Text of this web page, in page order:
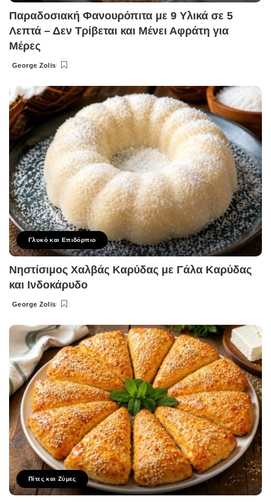
Παραδοσιακή Φανουρόπιτα με 9 Υλικά σε 5
Λεπτά – Δεν Τρίβεται και Μένει Αφράτη για
Μέρες
Posted
George Zolis
Γλυκό και Επιδόρπιο
Νηστίσιμος Χαλβάς Καρύδας με Γάλα Καρύδας
και Ινδοκάρυδο
Posted
George Zolis
Πίτες και Ζύμες